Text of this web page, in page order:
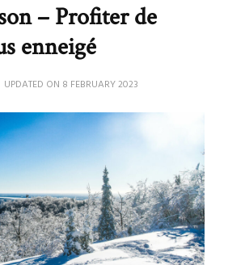
– Profiter de
enneigé
UPDATED ON 8 FEBRUARY 2023